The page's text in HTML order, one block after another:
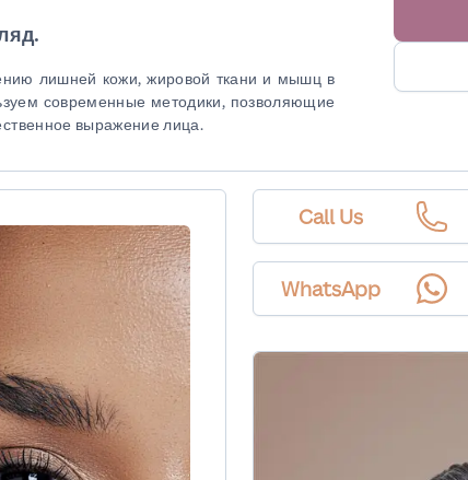
лишней кожи, жировой ткани и мышц в
современные методики, позволяющие
выражение лица.
Call Us
WhatsApp